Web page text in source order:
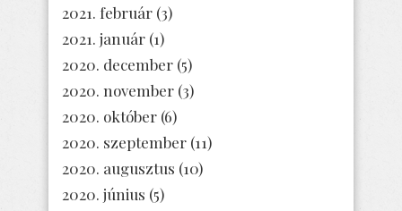
2021. február (3)
2021. január (1)
2020. december (5)
2020. november (3)
2020. október (6)
2020. szeptember (11)
2020. augusztus (10)
2020. június (5)